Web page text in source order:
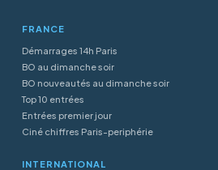
FRANCE
Démarrages 14h Paris
BO au dimanche soir
BO nouveautés au dimanche soir
Top 10 entrées
Entrées premier jour
Ciné chiffres Paris-periphérie
INTERNATIONAL